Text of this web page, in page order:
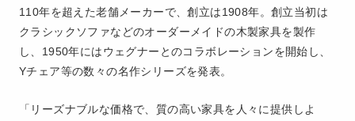
110年を超えた老舗メーカーで、創立は1908年。創立当初は
クラシックソファなどのオーダーメイドの木製家具を製作
し、1950年にはウェグナーとのコラボレーションを開始し、
Yチェア等の数々の名作シリーズを発表。
「リーズナブルな価格で、質の高い家具を人々に提供しよ